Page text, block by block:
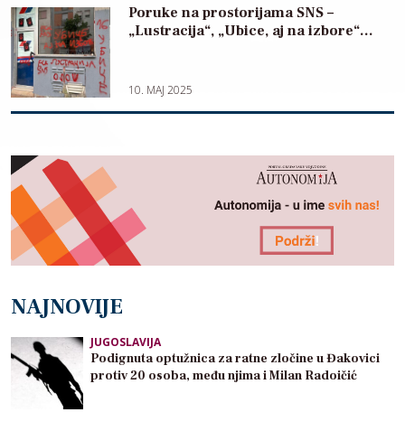
Poruke na prostorijama SNS –
„Lustracija“, „Ubice, aj na izbore“…
10. MAJ 2025
NAJNOVIJE
JUGOSLAVIJA
Podignuta optužnica za ratne zločine u Đakovici
protiv 20 osoba, među njima i Milan Radoičić